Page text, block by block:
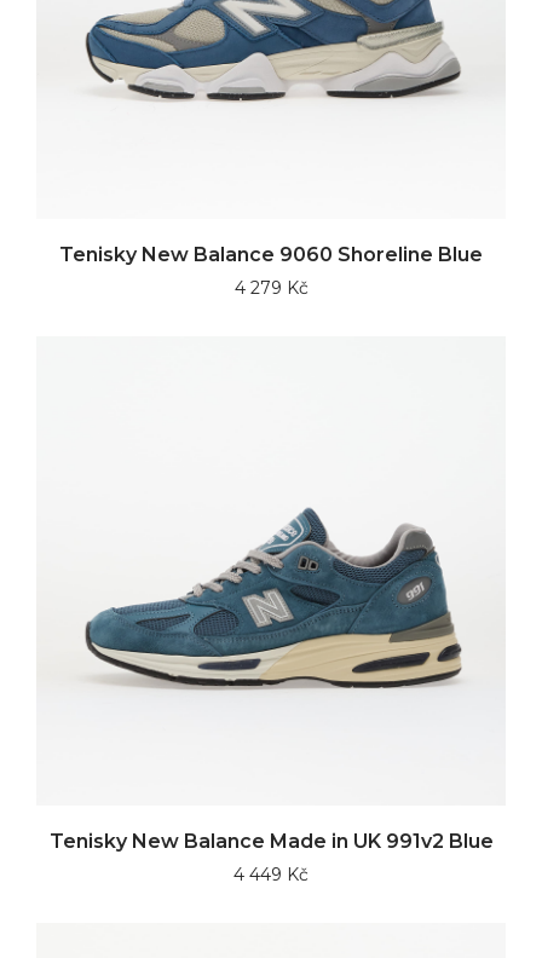
Tenisky New Balance 9060 Shoreline Blue
4 279 Kč
Tenisky New Balance Made in UK 991v2 Blue
4 449 Kč